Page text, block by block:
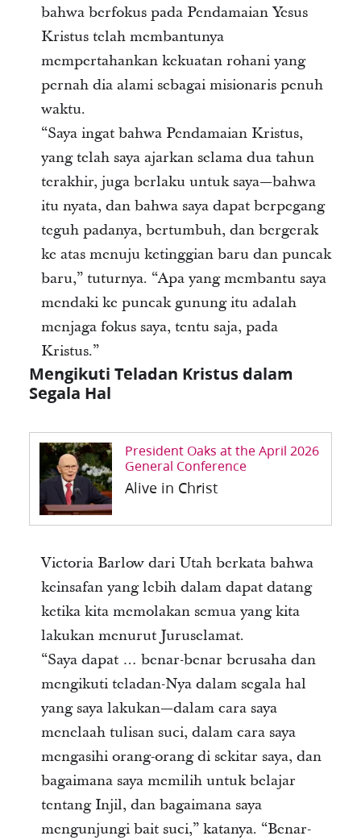
bahwa berfokus pada Pendamaian Yesus
Kristus telah membantunya
mempertahankan kekuatan rohani yang
pernah dia alami sebagai misionaris penuh
waktu.
“Saya ingat bahwa Pendamaian Kristus,
yang telah saya ajarkan selama dua tahun
terakhir, juga berlaku untuk saya—bahwa
itu nyata, dan bahwa saya dapat berpegang
teguh padanya, bertumbuh, dan bergerak
ke atas menuju ketinggian baru dan puncak
baru,” tuturnya. “Apa yang membantu saya
mendaki ke puncak gunung itu adalah
menjaga fokus saya, tentu saja, pada
Kristus.”
Mengikuti Teladan Kristus dalam
Segala Hal
President Oaks at the April 2026
General Conference
Alive in Christ
Victoria Barlow dari Utah berkata bahwa
keinsafan yang lebih dalam dapat datang
ketika kita memolakan semua yang kita
lakukan menurut Juruselamat.
“Saya dapat … benar-benar berusaha dan
mengikuti teladan-Nya dalam segala hal
yang saya lakukan—dalam cara saya
menelaah tulisan suci, dalam cara saya
mengasihi orang-orang di sekitar saya, dan
bagaimana saya memilih untuk belajar
tentang Injil, dan bagaimana saya
mengunjungi bait suci,” katanya. “Benar-